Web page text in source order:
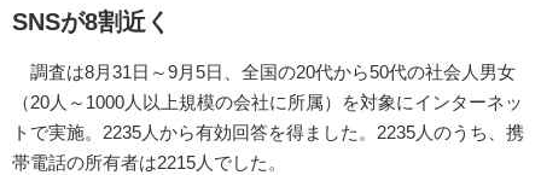
SNSが8割近く
調査は8月31日～9月5日、全国の20代から50代の社会人男女
（20人～1000人以上規模の会社に所属）を対象にインターネッ
トで実施。2235人から有効回答を得ました。2235人のうち、携
帯電話の所有者は2215人でした。